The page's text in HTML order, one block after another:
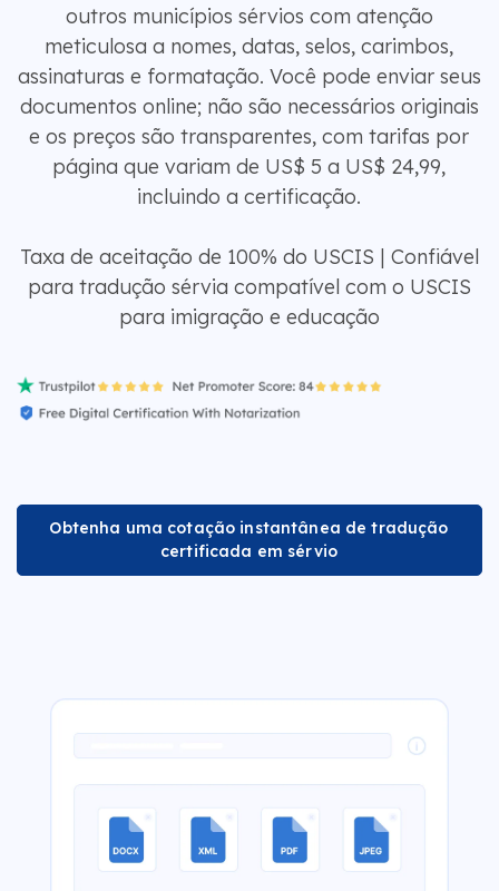
outros municípios sérvios com atenção
meticulosa a nomes, datas, selos, carimbos,
assinaturas e formatação. Você pode enviar seus
documentos online; não são necessários originais
e os preços são transparentes, com tarifas por
página que variam de US$ 5 a US$ 24,99,
incluindo a certificação.
Taxa de aceitação de 100% do USCIS | Confiável
para tradução sérvia compatível com o USCIS
para imigração e educação
Obtenha uma cotação instantânea de tradução
certificada em sérvio